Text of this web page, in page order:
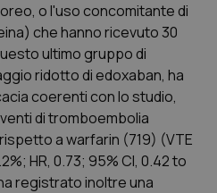
o l'uso concomitante di
che hanno ricevuto 30
ultimo gruppo di
ridotto di edoxaban, ha
coerenti con lo studio,
di tromboembolia
a warfarin (719) (VTE
HR, 0.73; 95% CI, 0.42 to
registrato inoltre una